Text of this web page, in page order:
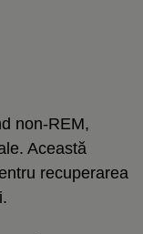
non-REM,
Această
recuperarea